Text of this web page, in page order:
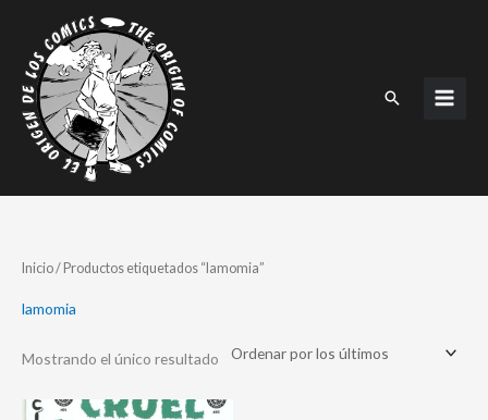
contenido
Buscar
Inicio/ Productos etiquetados “lamomia”
lamomia
Mostrando el único resultado